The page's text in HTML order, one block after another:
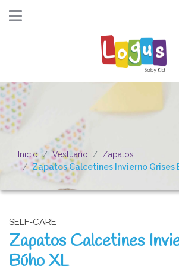
Inicio Vestuario
Zapatos
Zapatos Calcetines Invierno Grises
SELF-CARE
Zapatos Calcetines